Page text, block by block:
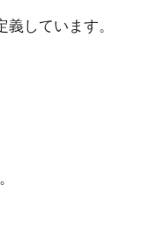
しています。